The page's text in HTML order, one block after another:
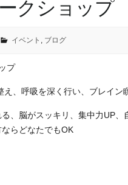
クショップ
イベント , ブログ
プ
、呼吸を深く行い、ブレイン
、脳がスッキリ、集中力UP、
らどなたでもOK